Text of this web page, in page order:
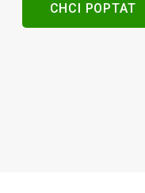
CHCI POPTAT